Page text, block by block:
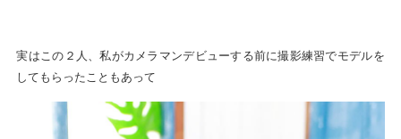
実はこの２人、私がカメラマンデビューする前に撮影練習でモデルを
してもらったこともあって